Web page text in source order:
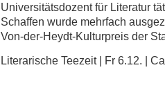
Universitätsdozent für Literatur
Schaffen wurde mehrfach
Von-der-Heydt-Kulturpreis der
Literarische Teezeit | Fr 6.12. |